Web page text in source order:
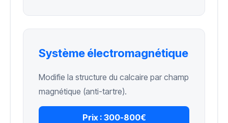
Système électromagnétique
Modifie la structure du calcaire par champ
magnétique (anti-tartre).
Prix : 300-800€